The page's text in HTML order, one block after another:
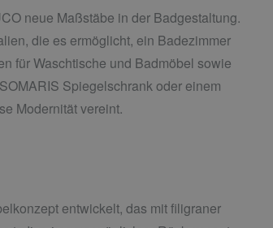
neue Maßstäbe in der Badgestaltung.
die es ermöglicht, ein Badezimmer
für Waschtische und Badmöbel sowie
Spiegelschrank oder einem
Modernität vereint.
entwickelt, das mit filigraner